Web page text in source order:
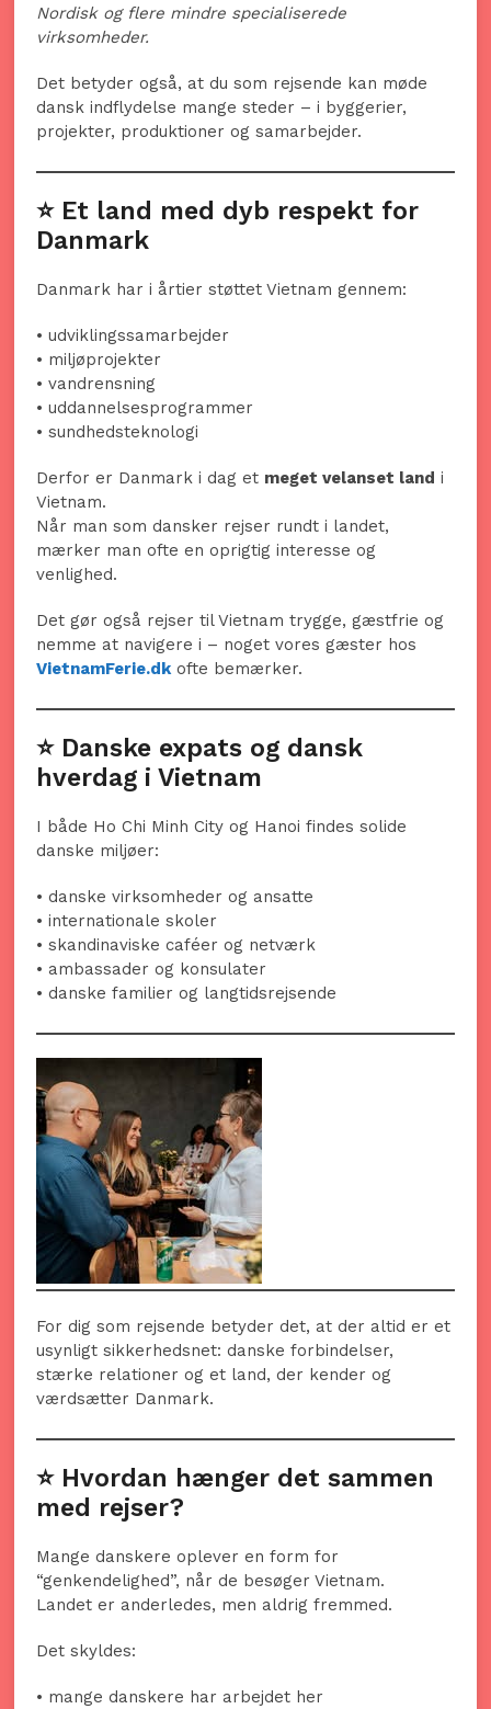
Nordisk og flere mindre specialiserede
virksomheder.
Det betyder også, at du som rejsende kan møde
dansk indflydelse mange steder – i byggerier,
projekter, produktioner og samarbejder.
⭐ Et land med dyb respekt for
Danmark
Danmark har i årtier støttet Vietnam gennem:
• udviklingssamarbejder
• miljøprojekter
• vandrensning
• uddannelsesprogrammer
• sundhedsteknologi
Derfor er Danmark i dag et meget velanset land i
Vietnam.
Når man som dansker rejser rundt i landet,
mærker man ofte en oprigtig interesse og
venlighed.
Det gør også rejser til Vietnam trygge, gæstfrie og
nemme at navigere i – noget vores gæster hos
VietnamFerie.dkofte bemærker.
⭐ Danske expats og dansk
hverdag i Vietnam
I både Ho Chi Minh City og Hanoi findes solide
danske miljøer:
• danske virksomheder og ansatte
• internationale skoler
• skandinaviske caféer og netværk
• ambassader og konsulater
• danske familier og langtidsrejsende
For dig som rejsende betyder det, at der altid er et
usynligt sikkerhedsnet: danske forbindelser,
stærke relationer og et land, der kender og
værdsætter Danmark.
⭐ Hvordan hænger det sammen
med rejser?
Mange danskere oplever en form for
“genkendelighed”, når de besøger Vietnam.
Landet er anderledes, men aldrig fremmed.
Det skyldes:
• mange danskere har arbejdet her